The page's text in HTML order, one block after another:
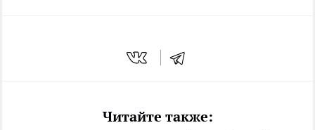
Читайте также: